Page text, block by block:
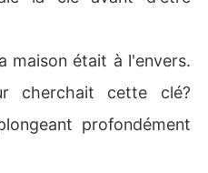
maison était à l'envers.
cherchait cette clé?
profondément